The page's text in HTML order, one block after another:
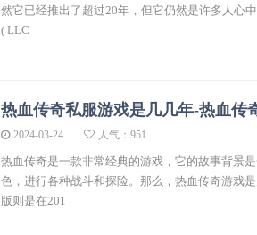
然它已经推出了超过20年，但它仍然是许多人心
( LLC
热血传奇私服游戏是几几年-热血传
2024-03-24 人气：951
热血传奇是一款非常经典的游戏，它的故事背景
色，进行各种战斗和探险。那么，热血传奇游戏
版则是在201